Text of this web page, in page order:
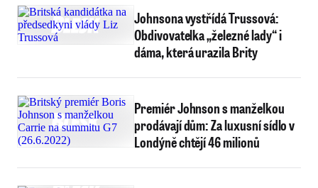
Johnsona vystřídá Trussová:
Obdivovatelka „železné lady“ i
dáma, která urazila Brity
Premiér Johnson s manželkou
prodávají dům: Za luxusní sídlo v
Londýně chtějí 46 milionů